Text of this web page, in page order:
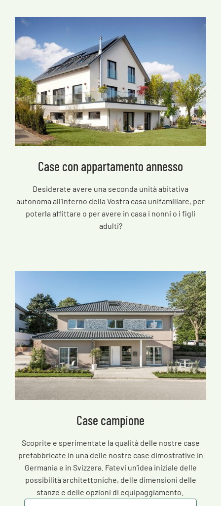
Case con appartamento annesso
Desiderate avere una seconda unità abitativa
autonoma all’interno della Vostra casa unifamiliare, per
poterla affittare o per avere in casa i nonni o i figli
adulti?
Case campione
Scoprite e sperimentate la qualità delle nostre case
prefabbricate in una delle nostre case dimostrative in
Germania e in Svizzera. Fatevi un’idea iniziale delle
possibilità architettoniche, delle dimensioni delle
stanze e delle opzioni di equipaggiamento.